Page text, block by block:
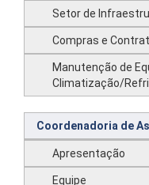
Setor de
Compras e
Manutenção de
Climatização/
Coordenadoria de
Apresentação
Equipe